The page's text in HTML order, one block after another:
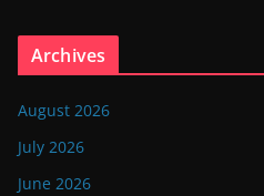
Archives
August 2026
July 2026
June 2026